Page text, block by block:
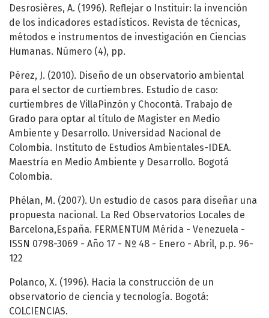
Desrosières, A. (1996). Reflejar o Instituir: la invención
de los indicadores estadísticos. Revista de técnicas,
métodos e instrumentos de investigación en Ciencias
Humanas. Número (4), pp.
Pérez, J. (2010). Diseño de un observatorio ambiental
para el sector de curtiembres. Estudio de caso:
curtiembres de VillaPinzón y Chocontá. Trabajo de
Grado para optar al título de Magister en Medio
Ambiente y Desarrollo. Universidad Nacional de
Colombia. Instituto de Estudios Ambientales-IDEA.
Maestría en Medio Ambiente y Desarrollo. Bogotá
Colombia.
Phélan, M. (2007). Un estudio de casos para diseñar una
propuesta nacional. La Red Observatorios Locales de
Barcelona,España. FERMENTUM Mérida - Venezuela -
ISSN 0798-3069 - Año 17 - Nº 48 - Enero - Abril, p.p. 96-
122
Polanco, X. (1996). Hacia la construcción de un
observatorio de ciencia y tecnología. Bogotá:
COLCIENCIAS.